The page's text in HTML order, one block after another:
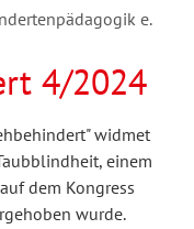
e.
4/2024
widmet
einem
dem Kongress
wurde.